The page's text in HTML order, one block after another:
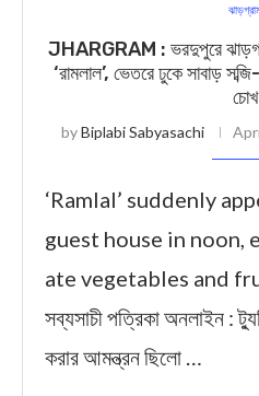
JHARGRAM : ভরদুপুরে
‘রামলাল’, ভেতরে ঢুকে সাবাড়
চোখ
byBiplabi Sabyasachi
‘Ramlal’ suddenly
guest house in noon,
ate vegetables and
সব্যসাচী পত্রিকা অনলাইন :
করার আমন্ত্রন ছিলো …